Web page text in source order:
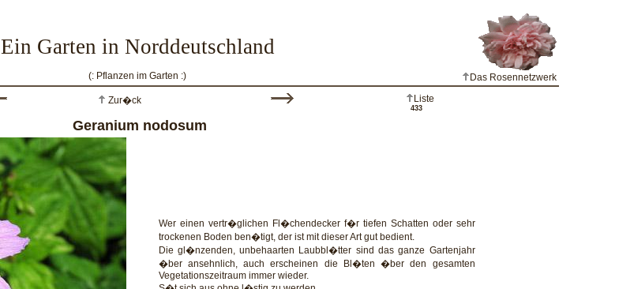
Ein Garten in Norddeutschland
(: Pflanzen im Garten :) Das Rosennetzwerk
Zur�ck Liste
433
Geranium nodosum
Wer einen vertr�glichen Fl�chendecker f�r tiefen Schatten oder sehr
trockenen Boden ben�tigt, der ist mit dieser Art gut bedient.
Die gl�nzenden, unbehaarten Laubbl�tter sind das ganze Gartenjahr
�ber ansehnlich, auch erscheinen die Bl�ten �ber den gesamten
Vegetationszeitraum immer wieder.